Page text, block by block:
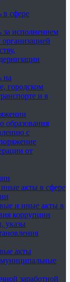
сфере
исполнением
на
городском
и в
образования
с
от
акты в сфере
и иные акты в
коррупции
указы
акты
заработной